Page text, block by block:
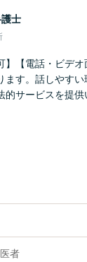
士
】【電話・ビデ
ます。話しやす
的サービスを提供
者